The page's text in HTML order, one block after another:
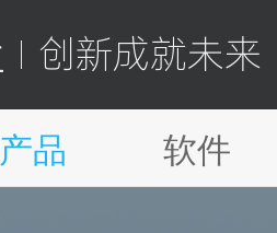
创新成就未来
产品 软件
系统功能 客